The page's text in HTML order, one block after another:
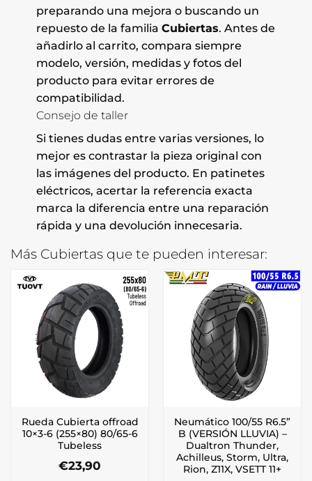
preparando una mejora o buscando un
repuesto de la familia Cubiertas. Antes de
añadirlo al carrito, compara siempre
modelo, versión, medidas y fotos del
producto para evitar errores de
compatibilidad.
Consejo de taller
Si tienes dudas entre varias versiones, lo
mejor es contrastar la pieza original con
las imágenes del producto. En patinetes
eléctricos, acertar la referencia exacta
marca la diferencia entre una reparación
rápida y una devolución innecesaria.
Más Cubiertas que te pueden interesar:
Rueda Cubierta offroad
10×3-6 (255×80) 80/65-6
Tubeless
€23,90
Neumático 100/55 R6.5”
B (VERSIÓN LLUVIA) –
Dualtron Thunder,
Achilleus, Storm, Ultra,
Rion, Z11X, VSETT 11+